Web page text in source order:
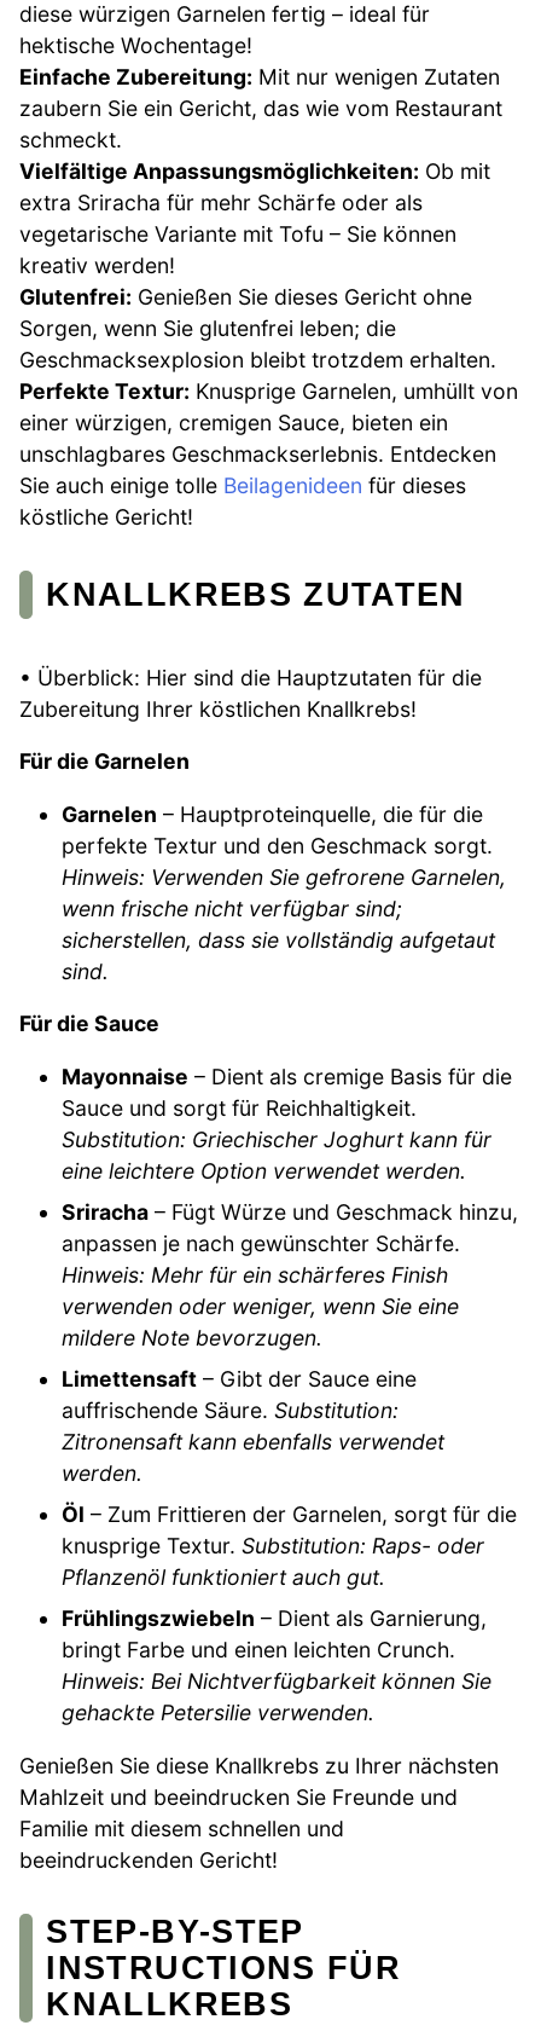
diese würzigen Garnelen fertig – ideal für
hektische Wochentage!
Einfache Zubereitung: Mit nur wenigen Zutaten
zaubern Sie ein Gericht, das wie vom Restaurant
schmeckt.
Vielfältige Anpassungsmöglichkeiten: Ob mit
extra Sriracha für mehr Schärfe oder als
vegetarische Variante mit Tofu – Sie können
kreativ werden!
Glutenfrei: Genießen Sie dieses Gericht ohne
Sorgen, wenn Sie glutenfrei leben; die
Geschmacksexplosion bleibt trotzdem erhalten.
Perfekte Textur: Knusprige Garnelen, umhüllt von
einer würzigen, cremigen Sauce, bieten ein
unschlagbares Geschmackserlebnis. Entdecken
Sie auch einige tolle Beilagenideen für dieses
köstliche Gericht!
KNALLKREBS ZUTATEN
• Überblick: Hier sind die Hauptzutaten für die
Zubereitung Ihrer köstlichen Knallkrebs!
Für die Garnelen
Garnelen – Hauptproteinquelle, die für die
perfekte Textur und den Geschmack sorgt.
Hinweis: Verwenden Sie gefrorene Garnelen,
wenn frische nicht verfügbar sind;
sicherstellen, dass sie vollständig aufgetaut
sind.
Für die Sauce
Mayonnaise – Dient als cremige Basis für die
Sauce und sorgt für Reichhaltigkeit.
Substitution: Griechischer Joghurt kann für
eine leichtere Option verwendet werden.
Sriracha – Fügt Würze und Geschmack hinzu,
anpassen je nach gewünschter Schärfe.
Hinweis: Mehr für ein schärferes Finish
verwenden oder weniger, wenn Sie eine
mildere Note bevorzugen.
Limettensaft – Gibt der Sauce eine
auffrischende Säure.Substitution:
Zitronensaft kann ebenfalls verwendet
werden.
Öl – Zum Frittieren der Garnelen, sorgt für die
knusprige Textur.Substitution: Raps- oder
Pflanzenöl funktioniert auch gut.
Frühlingszwiebeln – Dient als Garnierung,
bringt Farbe und einen leichten Crunch.
Hinweis: Bei Nichtverfügbarkeit können Sie
gehackte Petersilie verwenden.
Genießen Sie diese Knallkrebs zu Ihrer nächsten
Mahlzeit und beeindrucken Sie Freunde und
Familie mit diesem schnellen und
beeindruckenden Gericht!
STEP-BY-STEP
INSTRUCTIONS FÜR
KNALLKREBS